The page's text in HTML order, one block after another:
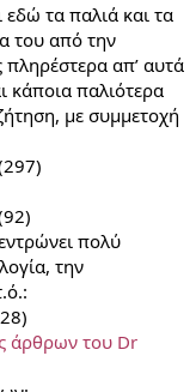
τα παλιά και τα
του από την
πληρέστερα απ’ αυτά
κάποια παλιότερα
με συμμετοχή
πολύ
την
άρθρων του Dr